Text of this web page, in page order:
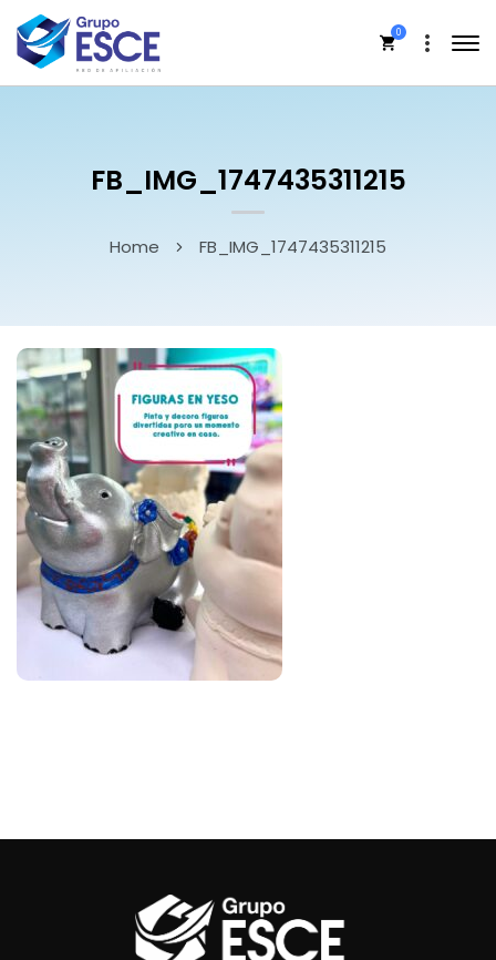
0
FB_IMG_1747435311215
Home FB_IMG_1747435311215